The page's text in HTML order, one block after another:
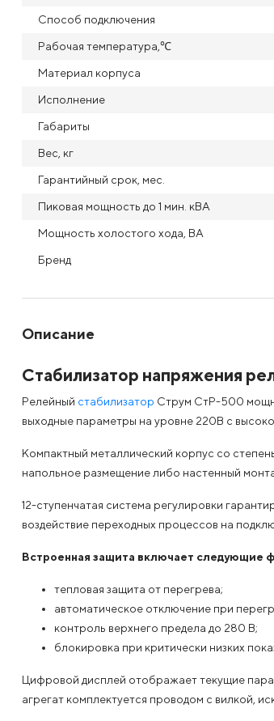
Способ подключения
Рабочая температура,℃
Материал корпуса
Исполнение
Габариты
Вес, кг
Гарантийный срок, мес.
Пиковая мощность до 1 мин. кВА
Мощность холостого хода, ВА
Бренд
Описание
Стабилизатор напряжения
Релейный стабилизатор Струм СтР-500
выходные параметры на уровне 220В с
Компактный металлический корпус со
напольное размещение либо настенный
12-ступенчатая система регулировки
воздействие переходных процессов на
Встроенная защита включает следующие
тепловая защита от перегрева;
автоматическое отключение при
контроль верхнего предела до 280 В;
блокировка при критически низких
Цифровой дисплей отображает текущие
агрегат комплектуется проводом с вилкой,